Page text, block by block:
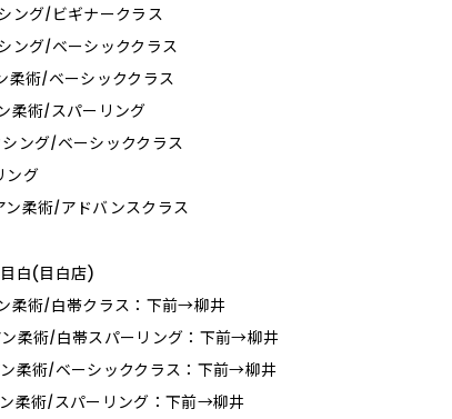
ング/ビギナークラス
ング/ベーシッククラス
柔術/ベーシッククラス
柔術/スパーリング
ング/ベーシッククラス
ング
柔術/アドバンスクラス
白(目白店)
柔術/白帯クラス：下前→柳井
柔術/白帯スパーリング：下前→柳井
柔術/ベーシッククラス：下前→柳井
柔術/スパーリング：下前→柳井